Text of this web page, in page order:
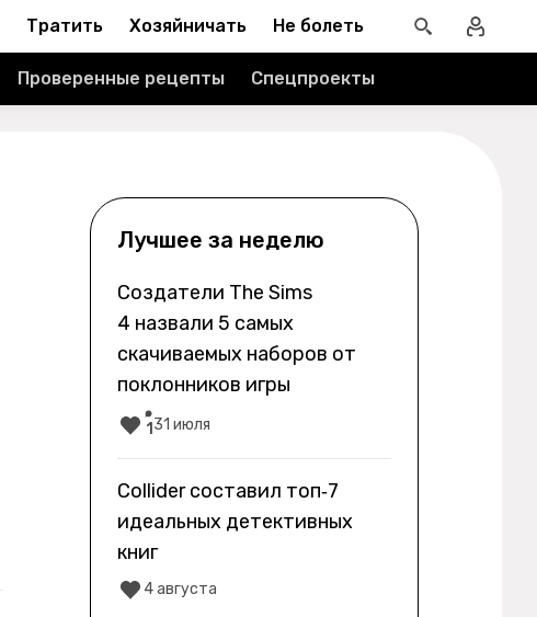
Тратить Хозяйничать Не болеть
Проверенные рецепты Спецпроекты
Лучшее за неделю
Создатели The Sims
4 назвали 5 самых
скачиваемых наборов от
поклонников игры
1 31 июля
Collider составил топ‑7
идеальных детективных
книг
4 августа